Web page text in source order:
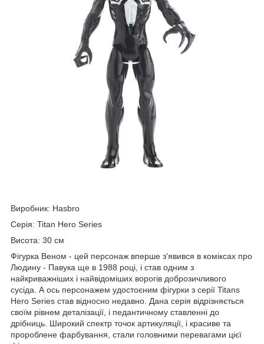
Виробник: Hasbro
Серія: Titan Hero Series
Висота: 30 см
Фігурка Веном - цей персонаж вперше з'явився в коміксах про
Людину - Павука ще в 1988 році, і став одним з
найкриважніших і найвідоміших ворогів доброзичливого
сусіда. А ось персонажем удостоєним фігурки з серії Titans
Hero Series став відносно недавно. Дана серія відрізняється
своїм рівнем деталізації, і педантичному ставленні до
дрібниць. Широкий спектр точок артикуляції, і красиве та
пророблене фарбування, стали головними перевагами цієї